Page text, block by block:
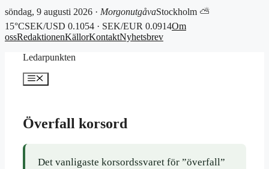
söndag, 9 augusti 2026 · MorgonutgåvaStockholm ⛅
15°CSEK/USD 0.1054 · SEK/EUR 0.0914Om
ossRedaktionenKällorKontaktNyhetsbrev
Ledarpunkten
Meny
Överfall korsord
Det vanligaste korsordssvaret för ”överfall”